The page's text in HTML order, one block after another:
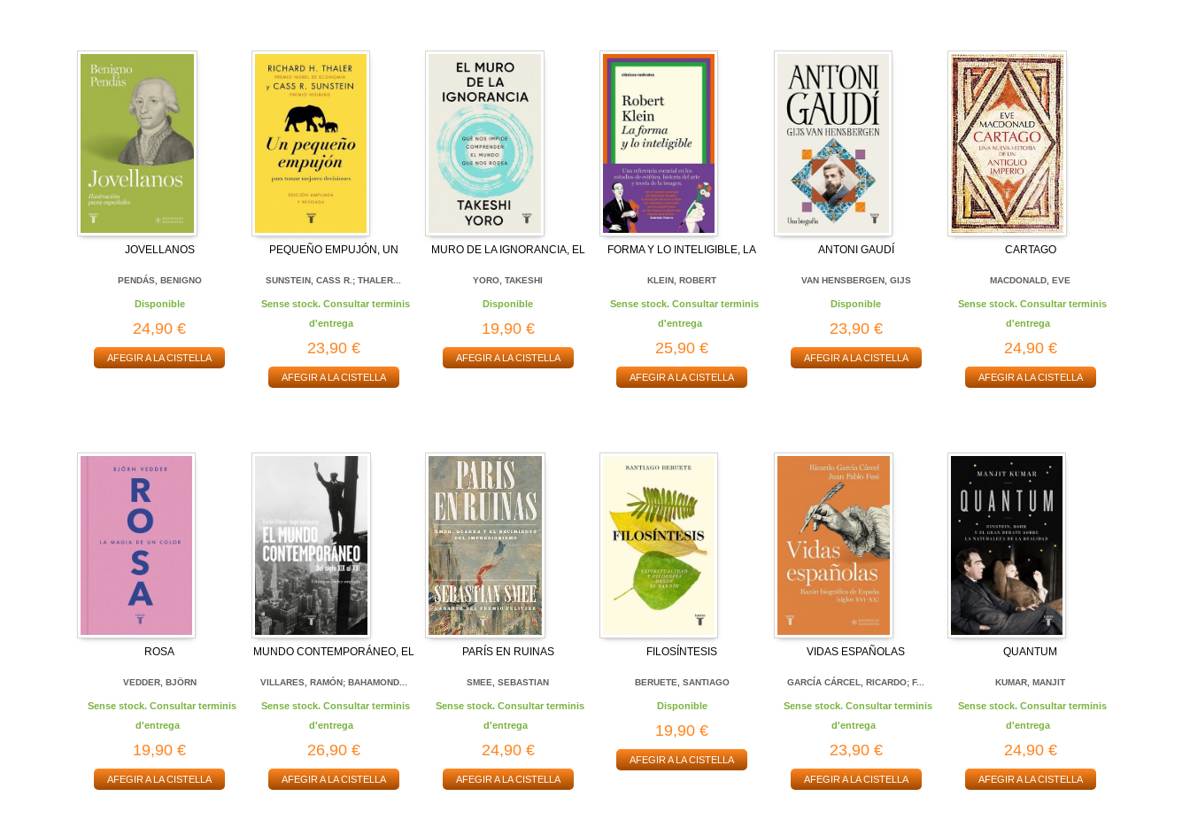
JOVELLANOS
PENDÁS, BENIGNO
Disponible
24,90 €
AFEGIR A LA CISTELLA
PEQUEÑO EMPUJÓN, UN
SUNSTEIN, CASS R.; THALER...
Sense stock. Consultar terminis
d'entrega
23,90 €
AFEGIR A LA CISTELLA
MURO DE LA IGNORANCIA, EL
YORO, TAKESHI
Disponible
19,90 €
AFEGIR A LA CISTELLA
FORMA Y LO INTELIGIBLE, LA
KLEIN, ROBERT
Sense stock. Consultar terminis
d'entrega
25,90 €
AFEGIR A LA CISTELLA
ANTONI GAUDÍ
VAN HENSBERGEN, GIJS
Disponible
23,90 €
AFEGIR A LA CISTELLA
CARTAGO
MACDONALD, EVE
Sense stock. Consultar terminis
d'entrega
24,90 €
AFEGIR A LA CISTELLA
ROSA
VEDDER, BJÖRN
Sense stock. Consultar terminis
d'entrega
19,90 €
AFEGIR A LA CISTELLA
MUNDO CONTEMPORÁNEO, EL
VILLARES, RAMÓN; BAHAMOND...
Sense stock. Consultar terminis
d'entrega
26,90 €
AFEGIR A LA CISTELLA
PARÍS EN RUINAS
SMEE, SEBASTIAN
Sense stock. Consultar terminis
d'entrega
24,90 €
AFEGIR A LA CISTELLA
FILOSÍNTESIS
BERUETE, SANTIAGO
Disponible
19,90 €
AFEGIR A LA CISTELLA
VIDAS ESPAÑOLAS
GARCÍA CÁRCEL, RICARDO; F...
Sense stock. Consultar terminis
d'entrega
23,90 €
AFEGIR A LA CISTELLA
QUANTUM
KUMAR, MANJIT
Sense stock. Consultar terminis
d'entrega
24,90 €
AFEGIR A LA CISTELLA